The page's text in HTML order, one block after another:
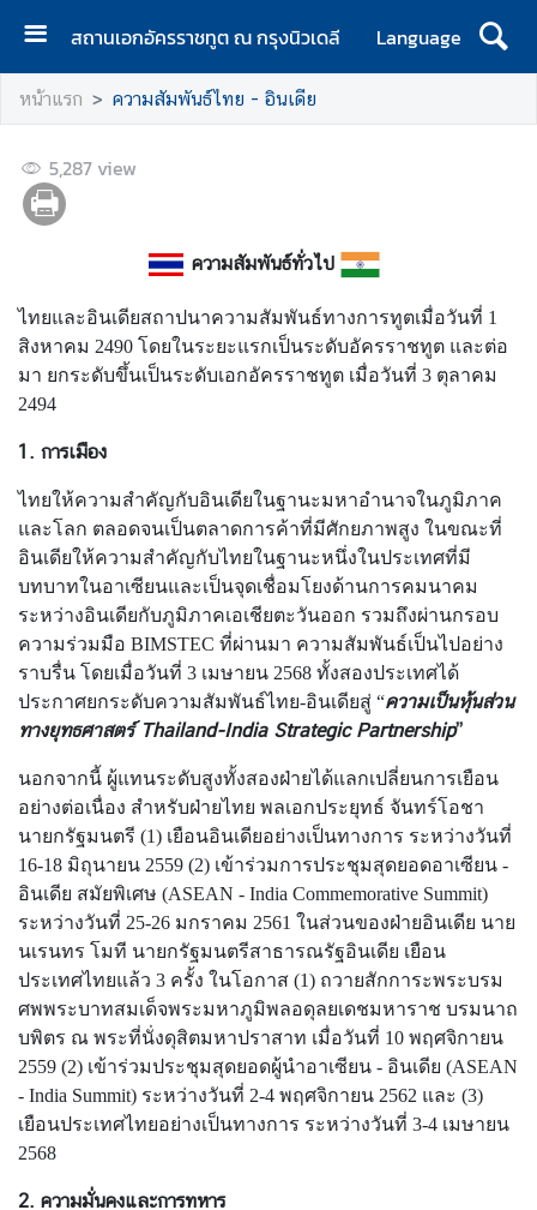
สถานเอกอัครราชทูต ณ กรุงนิวเดลี
Language
ห
น้
แ
ร
ก
ย
ว
กั
ส
า
น
เ
อ
ก
อั
ค
ร
ร
ช
ทู
ต
ข่
า
ว
ส
า
ร
/
กิ
หน้าแรก ความสัมพันธ์ไทย - อินเดีย
5,287 view
ความสัมพันธ์ทั่วไป
ไทยและอินเดียสถาปนาความสัมพันธ์ทางการทูตเมื่อวันที่ 1
สิงหาคม 2490 โดยในระยะแรกเป็นระดับอัครราชทูต และต่อ
มา ยกระดับขึ้นเป็นระดับเอกอัครราชทูต เมื่อวันที่ 3 ตุลาคม
2494
1. การเมือง
ไทยให้ความสำคัญกับอินเดียในฐานะมหาอำนาจในภูมิภาค
และโลก ตลอดจนเป็นตลาดการค้าที่มีศักยภาพสูง ในขณะที่
อินเดียให้ความสำคัญกับไทยในฐานะหนึ่งในประเทศที่มี
บทบาทในอาเซียนและเป็นจุดเชื่อมโยงด้านการคมนาคม
ระหว่างอินเดียกับภูมิภาคเอเชียตะวันออก รวมถึงผ่านกรอบ
ความร่วมมือ BIMSTEC ที่ผ่านมา ความสัมพันธ์เป็นไปอย่าง
ราบรื่น โดยเมื่อวันที่ 3 เมษายน 2568 ทั้งสองประเทศได้
ประกาศยกระดับความสัมพันธ์ไทย-อินเดียสู่ “ความเป็นหุ้นส่วน
ทางยุทธศาสตร์ Thailand-India Strategic Partnership”
นอกจากนี้ ผู้แทนระดับสูงทั้งสองฝ่ายได้แลกเปลี่ยนการเยือน
อย่างต่อเนื่อง สำหรับฝ่ายไทย พลเอกประยุทธ์ จันทร์โอชา
นายกรัฐมนตรี (1) เยือนอินเดียอย่างเป็นทางการ ระหว่างวันที่
16-18 มิถุนายน 2559 (2) เข้าร่วมการประชุมสุดยอดอาเซียน -
อินเดีย สมัยพิเศษ (ASEAN - India Commemorative Summit)
ระหว่างวันที่ 25-26 มกราคม 2561 ในส่วนของฝ่ายอินเดีย นาย
นเรนทร โมที นายกรัฐมนตรีสาธารณรัฐอินเดีย เยือน
ประเทศไทยแล้ว 3 ครั้ง ในโอกาส (1) ถวายสักการะพระบรม
ศพพระบาทสมเด็จพระมหาภูมิพลอดุลยเดชมหาราช บรมนาถ
บพิตร ณ พระที่นั่งดุสิตมหาปราสาท เมื่อวันที่ 10 พฤศจิกายน
2559 (2) เข้าร่วมประชุมสุดยอดผู้นำอาเซียน - อินเดีย (ASEAN
- India Summit) ระหว่างวันที่ 2-4 พฤศจิกายน 2562 และ (3)
เยือนประเทศไทยอย่างเป็นทางการ ระหว่างวันที่ 3-4 เมษายน
2568
2. ความมั่นคงและการทหาร